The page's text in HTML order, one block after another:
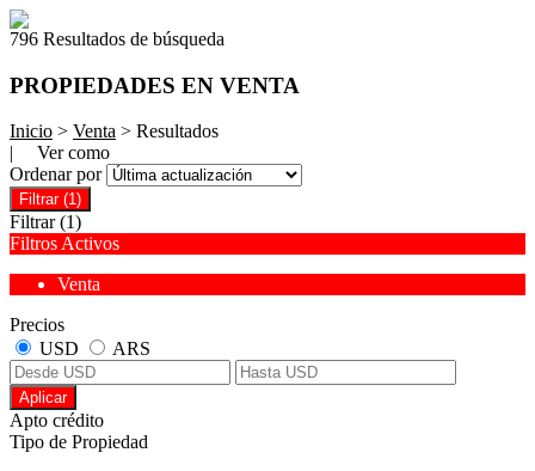
796 Resultados de búsqueda
PROPIEDADES EN VENTA
Inicio > Venta > Resultados
| Ver como
Ordenar por
Filtrar (1)
Filtrar (1)
Filtros Activos
Venta
Precios
USD
ARS
Aplicar
Apto crédito
Tipo de Propiedad